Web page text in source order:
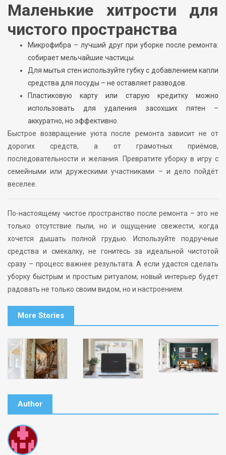
Маленькие хитрости для
чистого пространства
Микрофибра – лучший друг при уборке после ремонта:
собирает мельчайшие частицы.
Для мытья стен используйте губку с добавлением капли
средства для посуды – не оставляет разводов.
Пластиковую карту или старую кредитку можно
использовать для удаления засохших пятен –
аккуратно, но эффективно.
Быстрое возвращение уюта после ремонта зависит не от
дорогих средств, а от грамотных приёмов,
последовательности и желания. Превратите уборку в игру с
семейными или дружескими участниками – и дело пойдёт
веселее.
По-настоящему чистое пространство после ремонта – это не
только отсутствие пыли, но и ощущение свежести, когда
хочется дышать полной грудью. Используйте подручные
средства и смекалку, не гонитесь за идеальной чистотой
сразу – процесс важнее результата. А если удастся сделать
уборку быстрым и простым ритуалом, новый интерьер будет
радовать не только своим видом, но и настроением.
More Stories
Author